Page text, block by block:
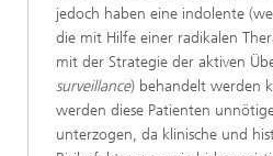
jedoch haben eine indolente
die mit Hilfe einer radikalen
mit der Strategie der aktiven
surveillance) behandelt werden
werden diese Patienten
unterzogen, da klinische und